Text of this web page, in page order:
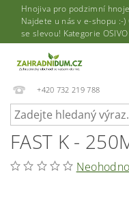
Hnojiva pro podzimní
Najdete u nás v e-shopu
se slevou! Kategorie OSIVO
+420 732 219 788
FAST K -